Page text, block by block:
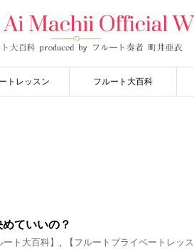
トレッスン フルート大百科
ていいの？
ート大百科】 , 【フルートプライベートレッス